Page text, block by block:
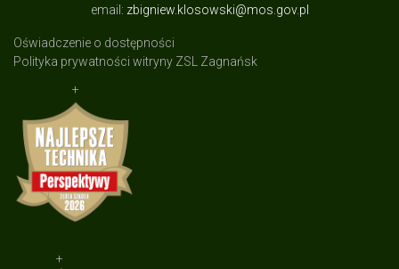
email: zbigniew.klosowski@mos.gov.pl
Oświadczenie o dostępności
Polityka prywatności witryny ZSL Zagnańsk
+
+